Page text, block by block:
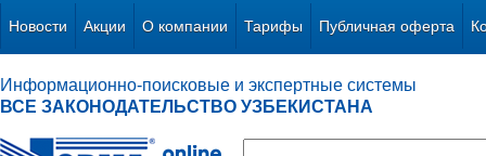
Новости Акции О компании Тарифы Публичная оферта
Информационно-поисковые и экспертные системы
ВСЕ ЗАКОНОДАТЕЛЬСТВО УЗБЕКИСТАНА